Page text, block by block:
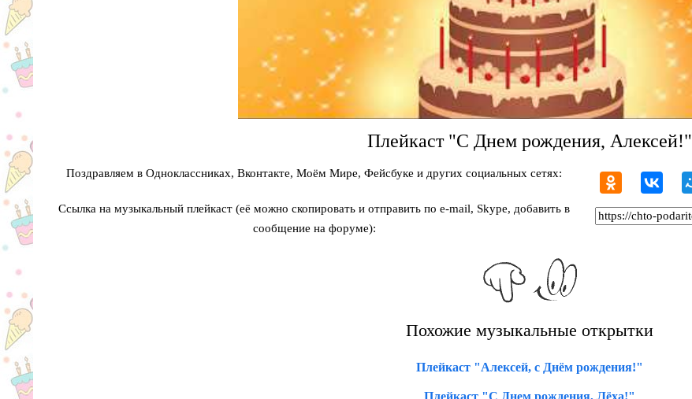
Плейкаст "С Днем рождения, Алексей!"
Поздравляем в Одноклассниках, Вконтакте, Моём Мире, Фейсбуке и других социальных сетях:
Ссылка на музыкальный плейкаст (её можно скопировать и отправить по e-mail, Skype, добавить в
сообщение на форуме):
Похожие музыкальные открытки
Плейкаст "Алексей, с Днём рождения!"